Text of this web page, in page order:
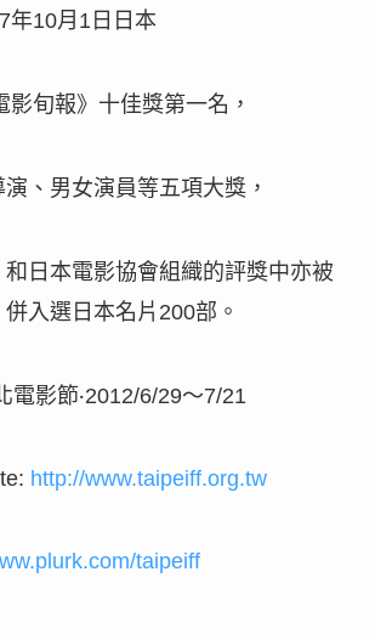
年10月 1日日本
影旬報》十佳獎第一名，
、男女演員等五項大獎，
日本電影協會組織的評獎中亦被
入選日本名片 200部。
電影節‧2012/6/29～7/21
http://www.taipeiff.org.tw
taipeiff